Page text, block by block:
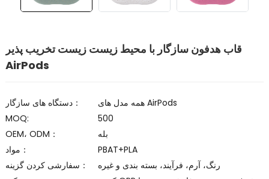
قاب هدفون سازگار با محیط زیست زیست تخریب پذیر
AirPods
دستگاه های سازگار：
همه مدل های AirPods
MOQ:
500
OEM، ODM：
بله
مواد：
PBAT+PLA
سفارشی کردن گزینه：
رنگ، آرم، فرآیند، بسته بندی و غیره